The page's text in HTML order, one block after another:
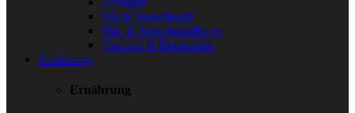
Ski & Snowboard
Ski- & Snowboardboots
Taschen & Rucksäcke
Ernährung
Ernährung